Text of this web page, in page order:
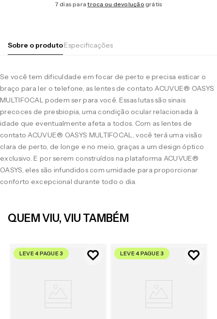
7 dias paratroca ou devolução grátis
Sobre o produtoEspecificações
Se você tem dificuldade em focar de perto e precisa esticar o
braço para ler o telefone, as lentes de contato ACUVUE® OASYS
MULTIFOCAL podem ser para você. Essas lutas são sinais
precoces de presbiopia, uma condição ocular relacionada à
idade que eventualmente afeta a todos. Com as lentes de
contato ACUVUE® OASYS MULTIFOCAL, você terá uma visão
clara de perto, de longe e no meio, graças a um design óptico
exclusivo. E por serem construídos na plataforma ACUVUE®
OASYS, eles são infundidos com umidade para proporcionar
conforto excepcional durante todo o dia.
QUEM VIU, VIU TAMBÉM
LEVE 4 PAGUE 3 LEVE 4 PAGUE 3